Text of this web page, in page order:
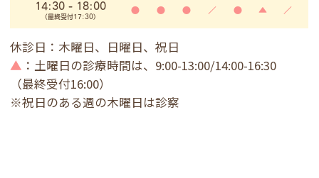
14:30 - 18:00
(最終受付17:30)
● ● ● ／ ● ▲ ／
休診日：木曜日、日曜日、祝日
▲ ：土曜日の診療時間は、9:00-13:00/14:00-16:30
（最終受付16:00）
※祝日のある週の木曜日は診察